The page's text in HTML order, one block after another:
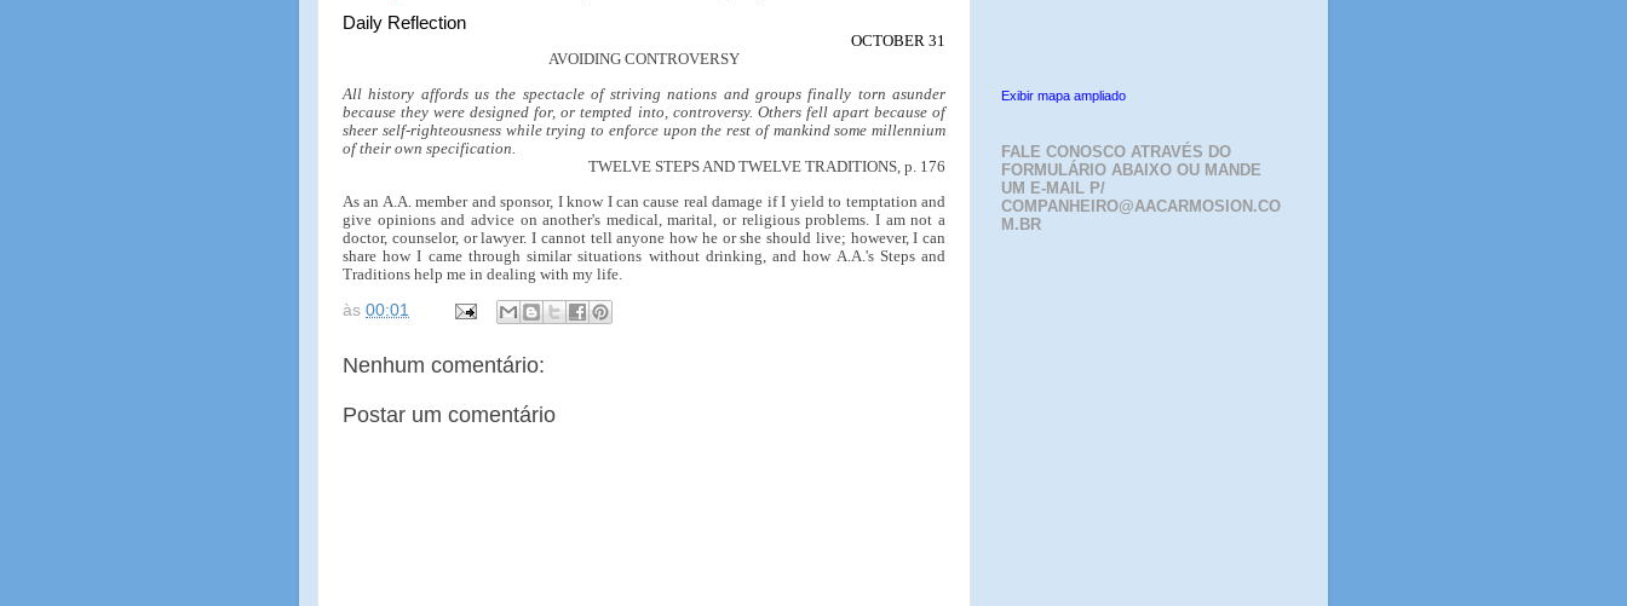
Daily Reflection
OCTOBER 31
AVOIDING CONTROVERSY
All history affords us the spectacle of striving nations and groups finally torn asunder
because they were designed for, or tempted into, controversy. Others fell apart because of
sheer self-righteousness while trying to enforce upon the rest of mankind some millennium
of their own specification.
TWELVE STEPS AND TWELVE TRADITIONS, p. 176
As an A.A. member and sponsor, I know I can cause real damage if I yield to temptation and
give opinions and advice on another's medical, marital, or religious problems. I am not a
doctor, counselor, or lawyer. I cannot tell anyone how he or she should live; however, I can
share how I came through similar situations without drinking, and how A.A.'s Steps and
Traditions help me in dealing with my life.
às 00:01
Nenhum comentário:
Postar um comentário
Exibir mapa ampliado
FALE CONOSCO ATRAVÉS DO
FORMULÁRIO ABAIXO OU MANDE
UM E-MAIL P/
COMPANHEIRO@AACARMOSION.CO
M.BR